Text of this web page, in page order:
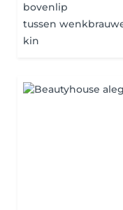
bovenlip
tussen
kin